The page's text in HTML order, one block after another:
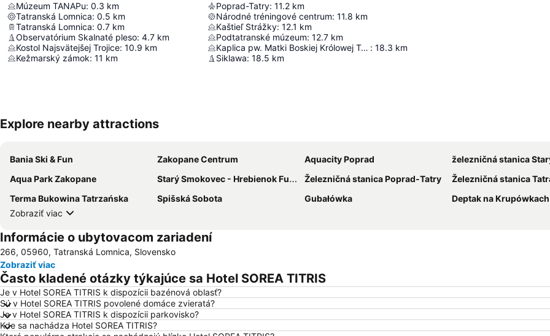
Múzeum TANAPu: 0.3 km
Tatranská Lomnica: 0.5 km
Tatranská Lomnica: 0.7 km
Observatórium Skalnaté pleso: 4.7 km
Kostol Najsvätejšej Trojice: 10.9 km
Kežmarský zámok: 11 km
Poprad-Tatry: 11.2 km
Národné tréningové centrum: 11.8 km
Kaštieľ Strážky: 12.1 km
Podtatranské múzeum: 12.7 km
Kaplica pw. Matki Boskiej Królowej Tatr : 18.3 km
Siklawa: 18.5 km
Explore nearby attractions
Bania Ski & Fun Zakopane Centrum Aquacity Poprad
železničná stanica Starý
Aqua Park Zakopane
Starý Smokovec - Hrebienok Funicular Železničná stanica Poprad-Tatry
Železničná stanica
Terma Bukowina Tatrzańska
Spišská Sobota Gubałówka
Deptak na Krupówkach -
Zobraziť viac
Informácie o ubytovacom zariadení
266, 05960, Tatranská Lomnica, Slovensko
Zobraziť viac
Často kladené otázky týkajúce sa Hotel SOREA TITRIS
Je v Hotel SOREA TITRIS k dispozícii bazénová oblasť?
Sú v Hotel SOREA TITRIS povolené domáce zvieratá?
Je v Hotel SOREA TITRIS k dispozícii parkovisko?
Kde sa nachádza Hotel SOREA TITRIS?